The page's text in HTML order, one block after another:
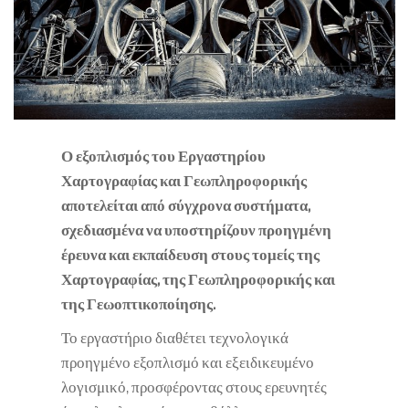
Ο εξοπλισμός του Εργαστηρίου
Χαρτογραφίας και Γεωπληροφορικής
αποτελείται από σύγχρονα συστήματα,
σχεδιασμένα να υποστηρίζουν προηγμένη
έρευνα και εκπαίδευση στους τομείς της
Χαρτογραφίας, της Γεωπληροφορικής και
της Γεωοπτικοποίησης.
Το εργαστήριο διαθέτει τεχνολογικά
προηγμένο εξοπλισμό και εξειδικευμένο
λογισμικό, προσφέροντας στους ερευνητές